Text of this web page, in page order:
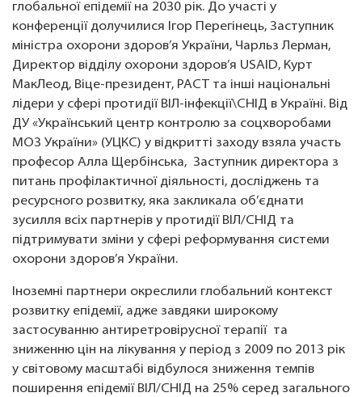
глобальної епідемії на 2030 рік. До участі у
конференції долучилися Ігор Перегінець, Заступник
міністра охорони здоров’я України, Чарльз Лерман,
Директор відділу охорони здоров’я USAID, Курт
МакЛеод, Віце-президент, PACT та інші національні
лідери у сфері протидії ВІЛ-інфекції\СНІД в Україні. Від
ДУ «Український центр контролю за соцхворобами
МОЗ України» (УЦКС) у відкритті заходу взяла участь
професор Алла Щербінська, Заступник директора з
питань профілактичної діяльності, досліджень та
ресурсного розвитку, яка закликала об’єднати
зусилля всіх партнерів у протидії ВІЛ/СНІД та
підтримувати зміни у сфері реформування системи
охорони здоров’я України.
Іноземні партнери окреслили глобальний контекст
розвитку епідемії, адже завдяки широкому
застосуванню антиретровірусної терапії та
зниженню цін на лікування у період з 2009 по 2013 рік
у світовому масштабі відбулося зниження темпів
поширення епідемії ВІЛ/СНІД на 25% серед загального